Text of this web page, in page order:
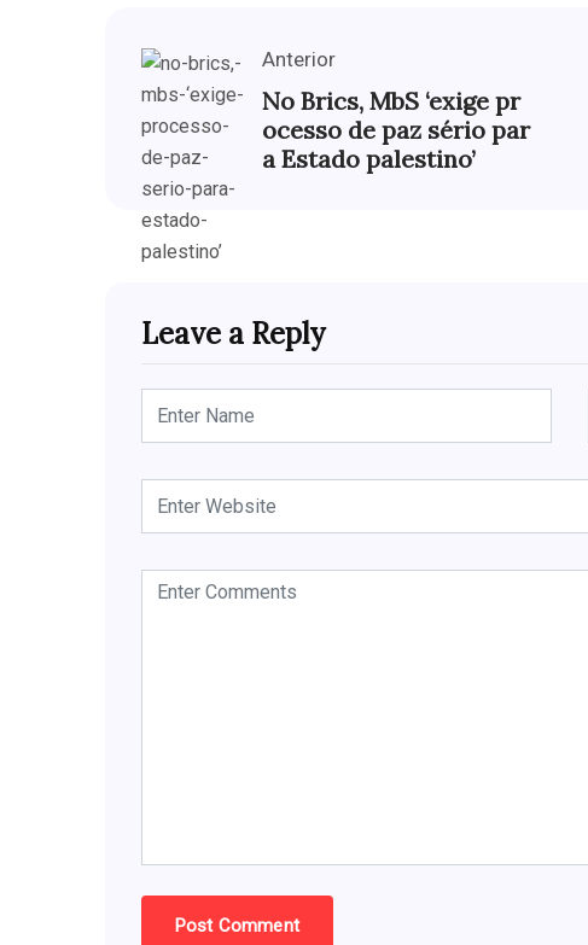
Anterior
No Brics, MbS ‘exige pr
ocesso de paz sério par
a Estado palestino’
Leave a Reply